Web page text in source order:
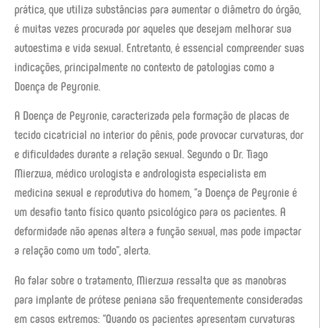
prática, que utiliza substâncias para aumentar o diâmetro do órgão,
é muitas vezes procurada por aqueles que desejam melhorar sua
autoestima e vida sexual. Entretanto, é essencial compreender suas
indicações, principalmente no contexto de patologias como a
Doença de Peyronie.
A Doença de Peyronie, caracterizada pela formação de placas de
tecido cicatricial no interior do pênis, pode provocar curvaturas, dor
e dificuldades durante a relação sexual. Segundo o Dr. Tiago
Mierzwa, médico urologista e andrologista especialista em
medicina sexual e reprodutiva do homem, “a Doença de Peyronie é
um desafio tanto físico quanto psicológico para os pacientes. A
deformidade não apenas altera a função sexual, mas pode impactar
a relação como um todo”, alerta.
Ao falar sobre o tratamento, Mierzwa ressalta que as manobras
para implante de prótese peniana são frequentemente consideradas
em casos extremos: “Quando os pacientes apresentam curvaturas